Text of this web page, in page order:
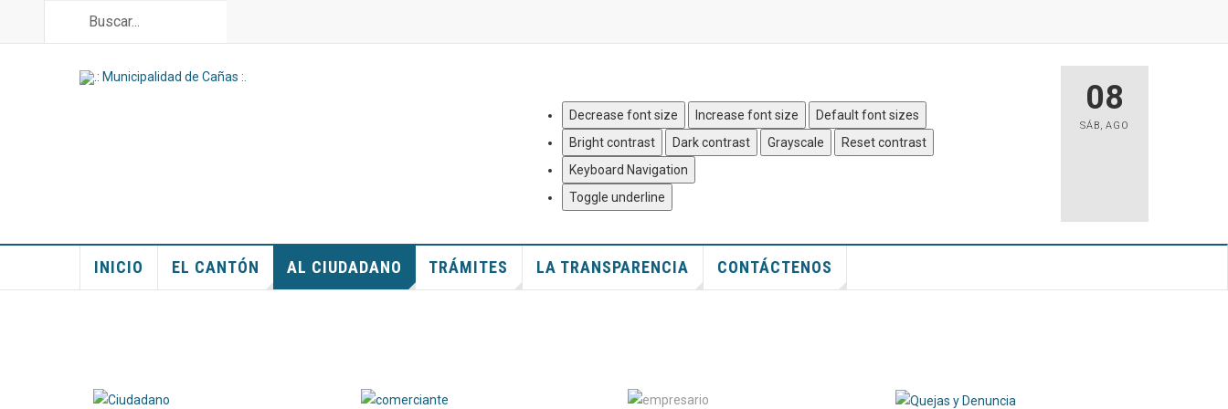
Decrease font size Increase font size
Default font sizes
Bright contrast
Dark contrast Grayscale
Reset contrast
Keyboard Navigation
Toggle underline
08
SÁB, AGO
INICIO EL CANTÓN AL CIUDADANO TRÁMITES LA TRANSPARENCIA CONTÁCTENOS